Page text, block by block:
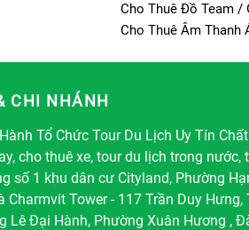
Cho Thuê Đồ Team /
Cho Thuê Âm Thanh
CHI NHÁNH
Tổ Chức Tour Du Lịch Uy Tín
cho thuê xe, tour du lịch trong nước,
số 1 khu dân cư Cityland, Phường
Charmvit Tower - 117 Trần Duy
Lê Đại Hành, Phường Xuân Hương ,